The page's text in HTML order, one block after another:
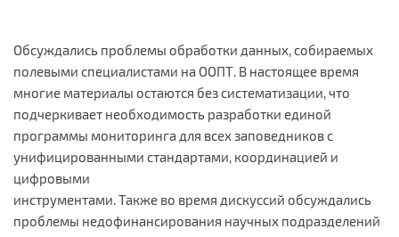
Обсуждались проблемы обработки данных, собираемых
полевыми специалистами на ООПТ. В настоящее время
многие материалы остаются без систематизации, что
подчеркивает необходимость разработки единой
программы мониторинга для всех заповедников с
унифицированными стандартами, координацией и
цифровыми
инструментами. Также во время дискуссий обсуждались
проблемы недофинансирования научных подразделений